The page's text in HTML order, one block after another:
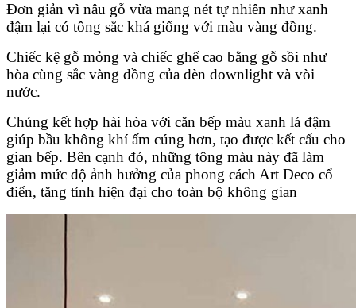
Đơn giản vì nâu gỗ vừa mang nét tự nhiên như xanh
đậm lại có tông sắc khá giống với màu vàng đồng.
Chiếc kệ gỗ mỏng và chiếc ghế cao bằng gỗ sồi như
hòa cùng sắc vàng đồng của đèn downlight và vòi
nước.
Chúng kết hợp hài hòa với căn bếp màu xanh lá đậm
giúp bầu không khí ấm cúng hơn, tạo được kết cấu cho
gian bếp. Bên cạnh đó, những tông màu này đã làm
giảm mức độ ảnh hưởng của phong cách Art Deco cổ
điển, tăng tính hiện đại cho toàn bộ không gian